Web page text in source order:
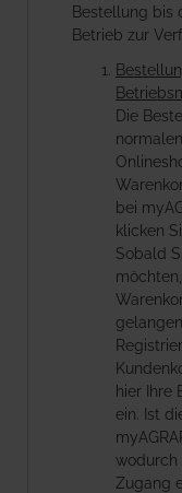
Bestellung bis
Betrieb zur
Die
bei
klicken
Sobald
hier Ihre
ein. Ist
wodurch
Zugang